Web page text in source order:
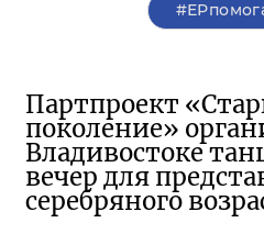
Партпроект
поколение»
Владивостоке
вечер для
серебряного